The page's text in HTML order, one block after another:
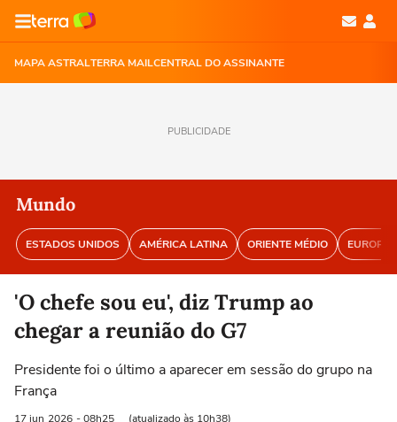
MAPA ASTRALTERRA MAILCENTRAL DO ASSINANTE
PUBLICIDADE
Mundo
ESTADOS UNIDOS AMÉRICA LATINA ORIENTE MÉDIO EUROPA
'O chefe sou eu', diz Trump ao
chegar a reunião do G7
Presidente foi o último a aparecer em sessão do grupo na
França
17 jun 2026 - 08h25 (atualizado às 10h38)